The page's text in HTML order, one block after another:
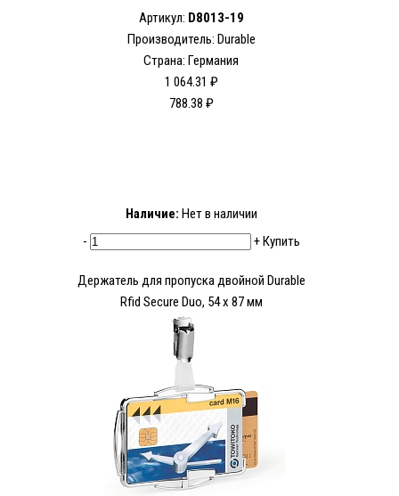
Артикул: D8013-19
Производитель: Durable
Страна: Германия
1 064.31 ₽
788.38 ₽
Наличие: Нет в наличии
-
+Купить
Держатель для пропуска двойной Durable
Rfid Secure Duo, 54 x 87 мм